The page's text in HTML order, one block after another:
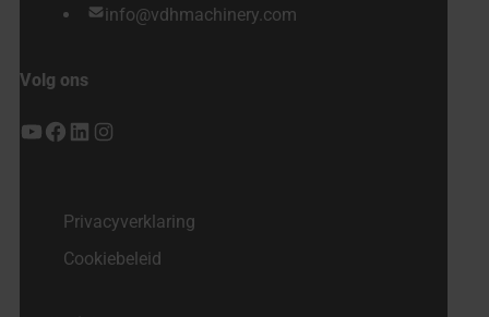
info@vdhmachinery.com
Volg ons
YouTube
Facebook
LinkedInInstagram
Privacyverklaring
Cookiebeleid